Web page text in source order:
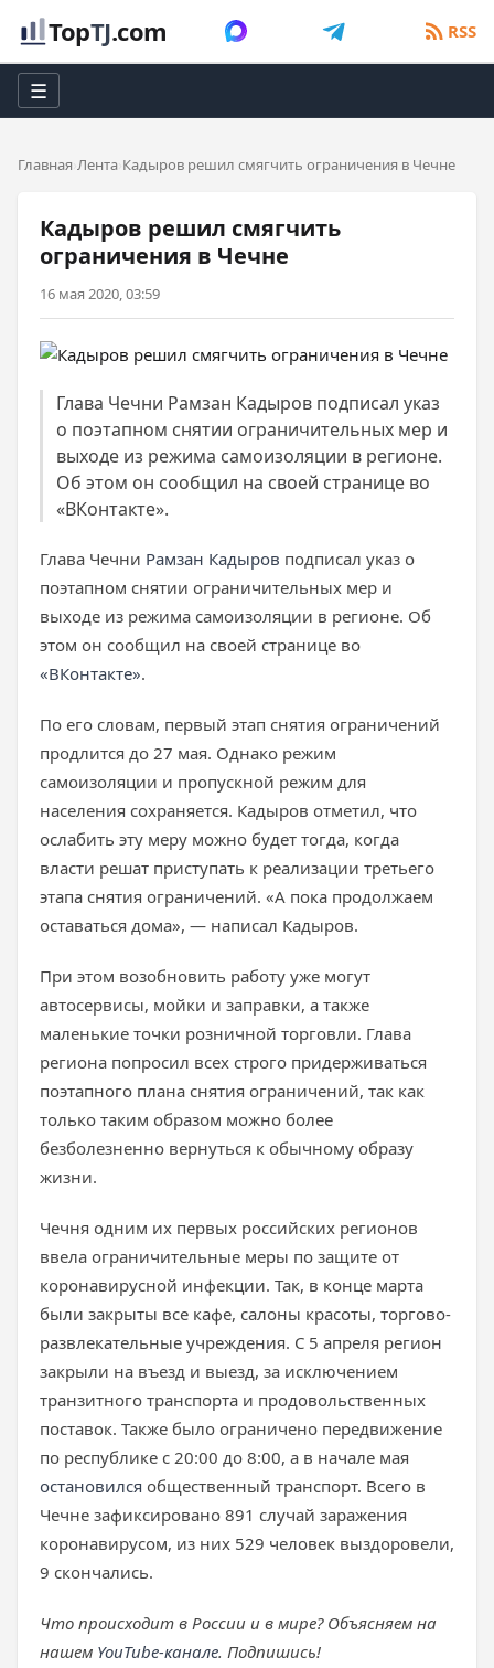
TopTJ.com RSS
☰
Главная Лента Кадыров решил смягчить ограничения в Чечне
Кадыров решил смягчить
ограничения в Чечне
16 мая 2020, 03:59
Глава Чечни Рамзан Кадыров подписал указ
о поэтапном снятии ограничительных мер и
выходе из режима самоизоляции в регионе.
Об этом он сообщил на своей странице во
«ВКонтакте».
Глава Чечни Рамзан Кадыров подписал указ о
поэтапном снятии ограничительных мер и
выходе из режима самоизоляции в регионе. Об
этом он сообщил на своей странице во
«ВКонтакте».
По его словам, первый этап снятия ограничений
продлится до 27 мая. Однако режим
самоизоляции и пропускной режим для
населения сохраняется. Кадыров отметил, что
ослабить эту меру можно будет тогда, когда
власти решат приступать к реализации третьего
этапа снятия ограничений. «А пока продолжаем
оставаться дома», — написал Кадыров.
При этом возобновить работу уже могут
автосервисы, мойки и заправки, а также
маленькие точки розничной торговли. Глава
региона попросил всех строго придерживаться
поэтапного плана снятия ограничений, так как
только таким образом можно более
безболезненно вернуться к обычному образу
жизни.
Чечня одним их первых российских регионов
ввела ограничительные меры по защите от
коронавирусной инфекции. Так, в конце марта
были закрыты все кафе, салоны красоты, торгово-
развлекательные учреждения. С 5 апреля регион
закрыли на въезд и выезд, за исключением
транзитного транспорта и продовольственных
поставок. Также было ограничено передвижение
по республике с 20:00 до 8:00, а в начале мая
остановился общественный транспорт. Всего в
Чечне зафиксировано 891 случай заражения
коронавирусом, из них 529 человек выздоровели,
9 скончались.
Что происходит в России и в мире? Объясняем на
нашем YouTube-канале. Подпишись!